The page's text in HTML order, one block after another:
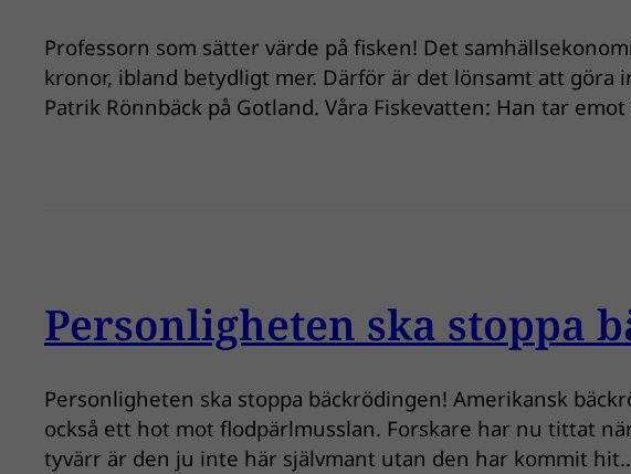
Professorn som sätter värde på fisken! Det
kronor, ibland betydligt mer. Därför är det lönsamt att
Patrik Rönnbäck på Gotland. Våra Fiskevatten: Han tar
Personligheten ska stoppa
Personligheten ska stoppa bäckrödingen! Amerikansk
också ett hot mot flodpärlmusslan. Forskare har nu tittat
tyvärr är den ju inte här självmant utan den har kommit